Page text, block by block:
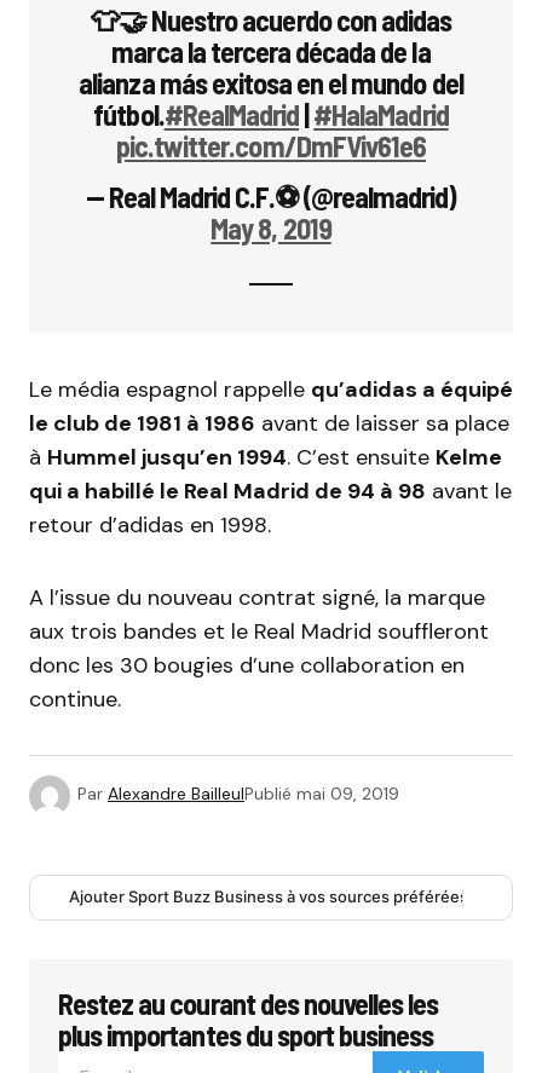
👕🤝 Nuestro acuerdo con adidas
marca la tercera década de la
alianza más exitosa en el mundo del
fútbol.#RealMadrid|#HalaMadrid
pic.twitter.com/DmFViv61e6
— Real Madrid C.F.⚽ (@realmadrid)
May 8, 2019
Le média espagnol rappelle qu’adidas a équipé
le club de 1981 à 1986 avant de laisser sa place
à Hummel jusqu’en 1994. C’est ensuite Kelme
qui a habillé le Real Madrid de 94 à 98 avant le
retour d’adidas en 1998.
A l’issue du nouveau contrat signé, la marque
aux trois bandes et le Real Madrid souffleront
donc les 30 bougies d’une collaboration en
continue.
Par Alexandre BailleulPublié mai 09, 2019
Ajouter Sport Buzz Business à vos sources préférées
Restez au courant des nouvelles les
plus importantes du sport business